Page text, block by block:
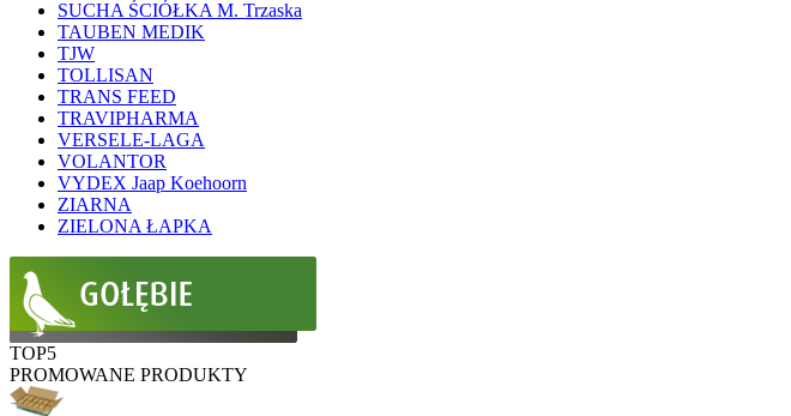
SUCHA ŚCIÓŁKA M. Trzaska
TAUBEN MEDIK
TJW
TOLLISAN
TRANS FEED
TRAVIPHARMA
VERSELE-LAGA
VOLANTOR
VYDEX Jaap Koehoorn
ZIARNA
ZIELONA ŁAPKA
TOP5
PROMOWANE PRODUKTY